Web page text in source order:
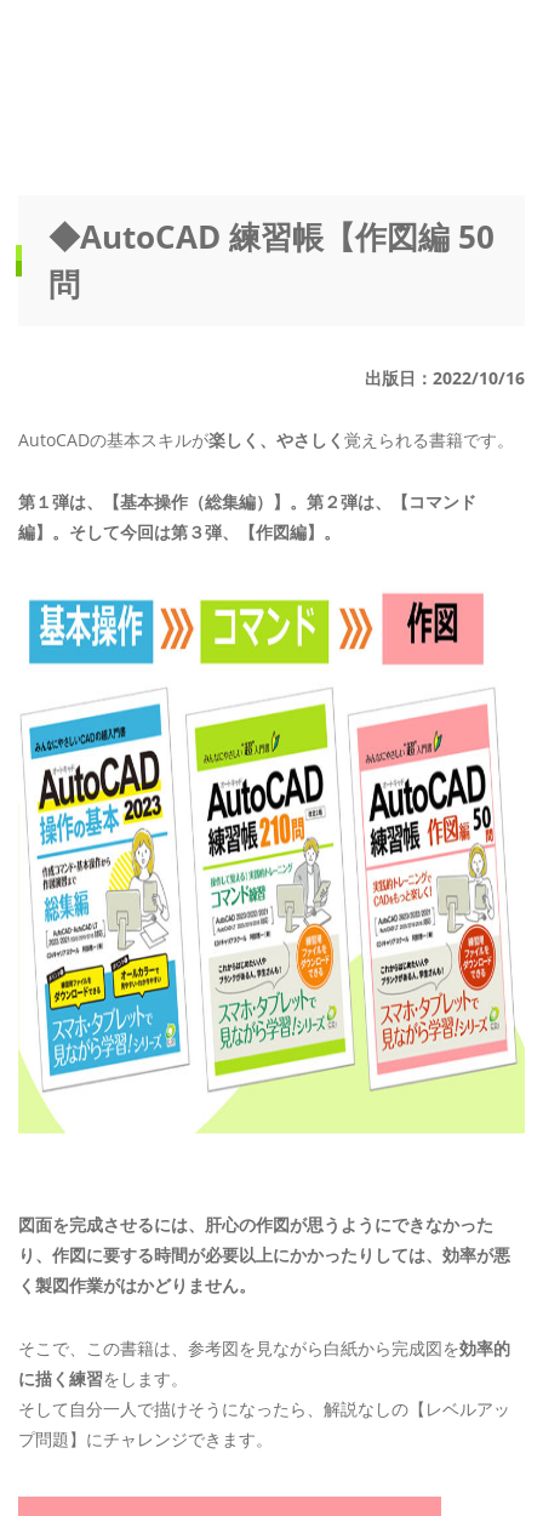
◆AutoCAD 練習帳【作図編 50
問
出版日：2022/10/16
AutoCADの基本スキルが楽しく、やさしく 覚えられる書籍です。
第１弾は、【基本操作（総集編）】。第２弾は、【コマンド
編】。そして今回は第３弾、【作図編】。
図面を完成させるには、肝心の作図が思うようにできなかった
り、作図に要する時間が必要以上にかかったりしては、効率が悪
く製図作業がはかどりません。
そこで、この書籍は、参考図を見ながら白紙から完成図を効率的
に描く練習をします。
そして自分一人で描けそうになったら、解説なしの【レベルアッ
プ問題】にチャレンジできます。